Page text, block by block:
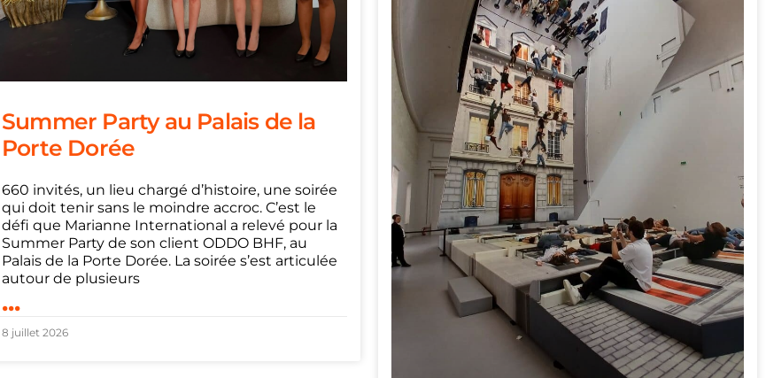
Summer Party au Palais de la
Porte Dorée
660 invités, un lieu chargé d’histoire, une soirée
qui doit tenir sans le moindre accroc. C’est le
défi que Marianne International a relevé pour la
Summer Party de son client ODDO BHF, au
Palais de la Porte Dorée. La soirée s’est articulée
autour de plusieurs
...
8 juillet 2026